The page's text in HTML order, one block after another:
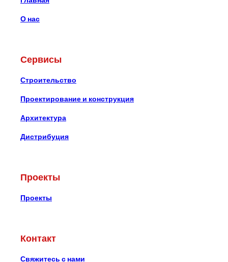
О нас
Сервисы
Строительство
Проектирование и конструкция
Архитектура
Дистрибуция
Проекты
Проекты
Контакт
Свяжитесь с нами